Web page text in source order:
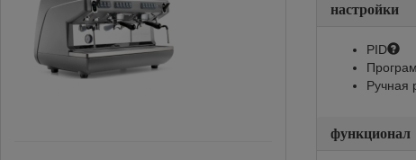
настройки
PID
Ручная
функционал